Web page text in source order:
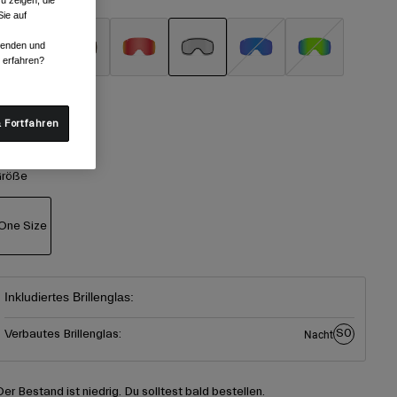
Size
Inkludiertes Brillenglas:
Verbautes Brillenglas: NachtS0
Bestand ist niedrig. Du solltest bald bestellen.
auf
und
erfahren?
Fortfahren